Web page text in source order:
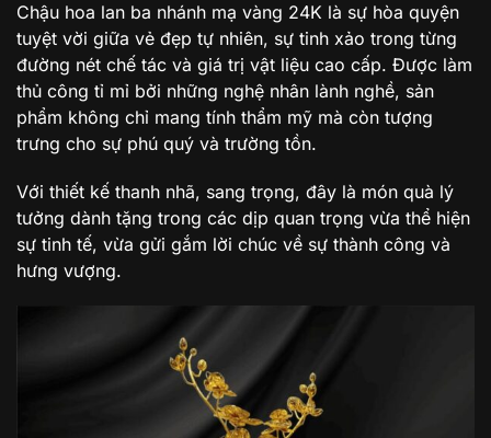
Chậu hoa lan ba nhánh mạ vàng 24K là sự hòa quyện
tuyệt vời giữa vẻ đẹp tự nhiên, sự tinh xảo trong từng
đường nét chế tác và giá trị vật liệu cao cấp. Được làm
thủ công tỉ mỉ bởi những nghệ nhân lành nghề, sản
phẩm không chỉ mang tính thẩm mỹ mà còn tượng
trưng cho sự phú quý và trường tồn.
Với thiết kế thanh nhã, sang trọng, đây là món quà lý
tưởng dành tặng trong các dịp quan trọng vừa thể hiện
sự tinh tế, vừa gửi gắm lời chúc về sự thành công và
hưng vượng.